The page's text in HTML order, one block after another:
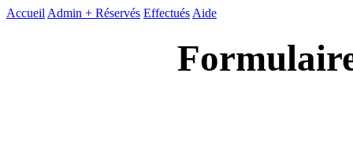
Accueil Admin + Réservés Effectués Aide